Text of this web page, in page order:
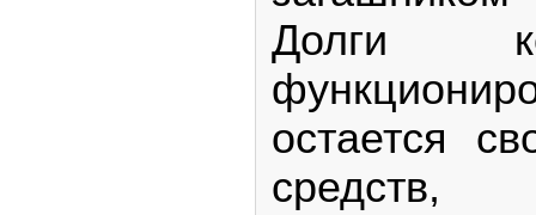
Долги
остается
средств,